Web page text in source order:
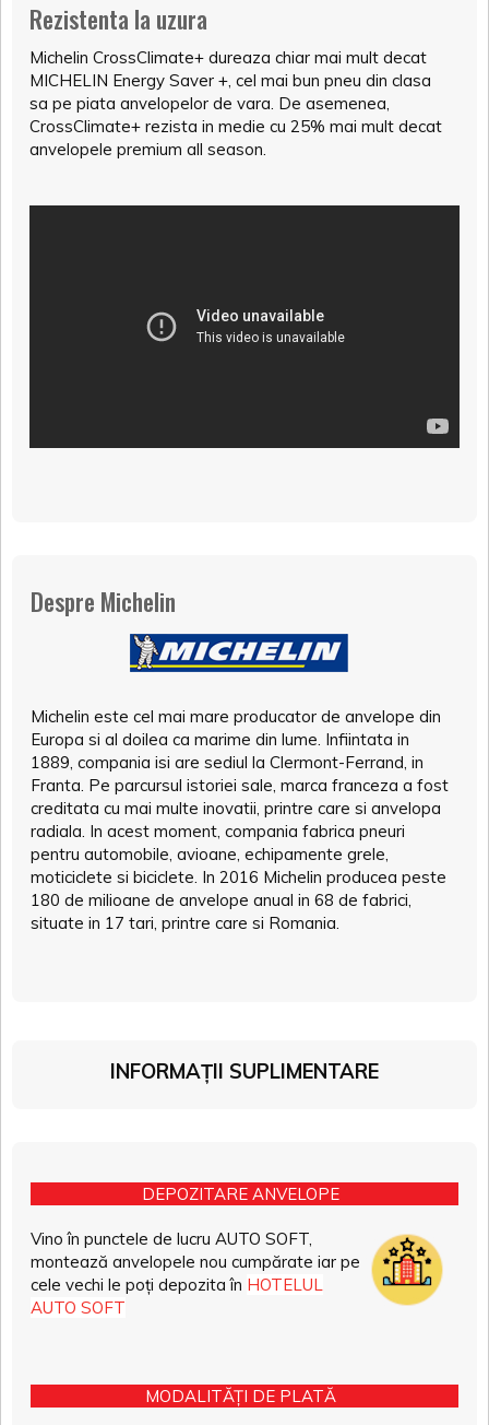
Rezistenta la uzura
Michelin CrossClimate+ dureaza chiar mai mult decat
MICHELIN Energy Saver +, cel mai bun pneu din clasa
sa pe piata anvelopelor de vara. De asemenea,
CrossClimate+ rezista in medie cu 25% mai mult decat
anvelopele premium all season.
Despre Michelin
Michelin este cel mai mare producator de anvelope din
Europa si al doilea ca marime din lume. Infiintata in
1889, compania isi are sediul la Clermont-Ferrand, in
Franta. Pe parcursul istoriei sale, marca franceza a fost
creditata cu mai multe inovatii, printre care si anvelopa
radiala. In acest moment, compania fabrica pneuri
pentru automobile, avioane, echipamente grele,
moticiclete si biciclete. In 2016 Michelin producea peste
180 de milioane de anvelope anual in 68 de fabrici,
situate in 17 tari, printre care si Romania.
INFORMAȚII SUPLIMENTARE
DEPOZITARE ANVELOPE
Vino în punctele de lucru AUTO SOFT,
montează anvelopele nou cumpărate iar pe
cele vechi le poți depozita în HOTELUL
AUTO SOFT
MODALITĂȚI DE PLATĂ